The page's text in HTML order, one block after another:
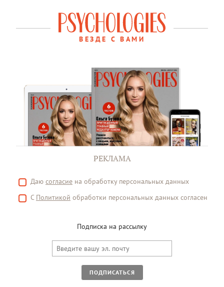
ВЕЗДЕ С ВАМИ
РЕКЛАМА
Даю согласие на обработку персональных данных
С Политикой обработки персональных данных согласен
Подписка на рассылку
ПОДПИСАТЬСЯ